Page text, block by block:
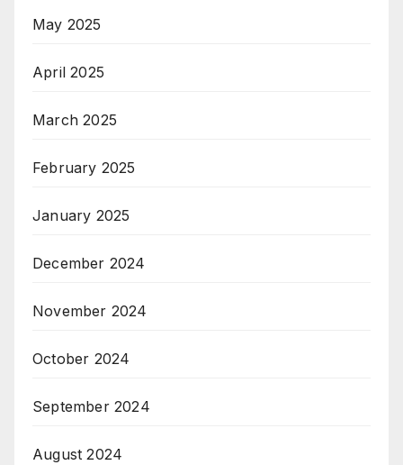
May 2025
April 2025
March 2025
February 2025
January 2025
December 2024
November 2024
October 2024
September 2024
August 2024